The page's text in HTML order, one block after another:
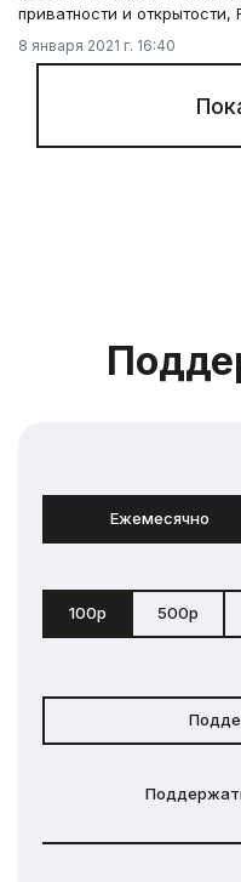
приватности и открытости,
8 января 2021 г. 16:40
Ежемесячно
100р 500р